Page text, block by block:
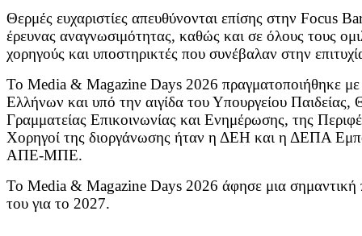
Θερμές ευχαριστίες απευθύνονται επίσης στην Focus
έρευνας αναγνωσιμότητας, καθώς και σε όλους τους
χορηγούς και υποστηρικτές που συνέβαλαν στην
Το Media & Magazine Days 2026 πραγματοποιήθηκε με
Ελλήνων και υπό την αιγίδα του Υπουργείου
Γραμματείας Επικοινωνίας και Ενημέρωσης, της
Χορηγοί της διοργάνωσης ήταν η ΔΕΗ και η ΔΕΠΑ
ΑΠΕ-ΜΠΕ.
Το Media & Magazine Days 2026 άφησε μια σημαντική
του για το 2027.